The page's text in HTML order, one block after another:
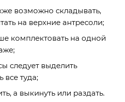
возможно складывать,
на верхние антресоли;
комплектовать на одной
следует выделить
все туда;
а выкинуть или раздать.